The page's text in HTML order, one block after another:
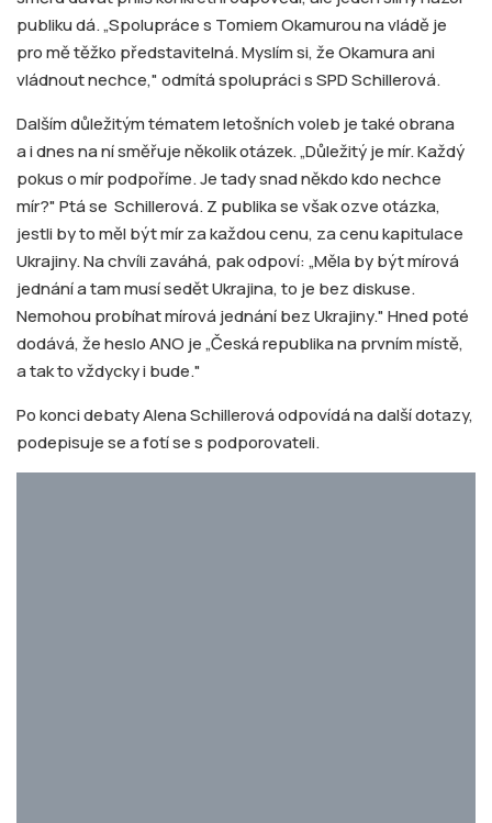
publiku dá. „Spolupráce s Tomiem Okamurou na vládě je
pro mě těžko představitelná. Myslím si, že Okamura ani
vládnout nechce," odmítá spolupráci s SPD Schillerová.
Dalším důležitým tématem letošních voleb je také obrana
a i dnes na ní směřuje několik otázek. „Důležitý je mír. Každý
pokus o mír podpoříme. Je tady snad někdo kdo nechce
mír?" Ptá se Schillerová. Z publika se však ozve otázka,
jestli by to měl být mír za každou cenu, za cenu kapitulace
Ukrajiny. Na chvíli zaváhá, pak odpoví: „Měla by být mírová
jednání a tam musí sedět Ukrajina, to je bez diskuse.
Nemohou probíhat mírová jednání bez Ukrajiny." Hned poté
dodává, že heslo ANO je „Česká republika na prvním místě,
a tak to vždycky i bude."
Po konci debaty Alena Schillerová odpovídá na další dotazy,
podepisuje se a fotí se s podporovateli.